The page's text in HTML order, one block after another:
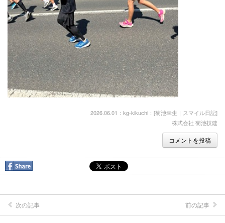
2026.06.01：kg-kikuchi：[菊池幸生｜スマイル日記]
株式会社 菊池技建
コメントを投稿
次の記事 前の記事